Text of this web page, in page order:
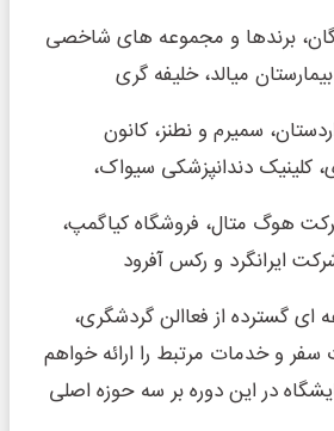
برندها و مجموعه های شاخصی
میالد، خلیفه گری
سمیرم و نطنز، کانون
کلینیک دندانپزشکی سیواک،
هوگ متال، فروشگاه کیاگمپ،
ایرانگرد و رکس آفرود
ای گسترده از فعاالن گردشگری،
و خدمات مرتبط را ارائه خواهم
در این دوره بر سه حوزه اصلی